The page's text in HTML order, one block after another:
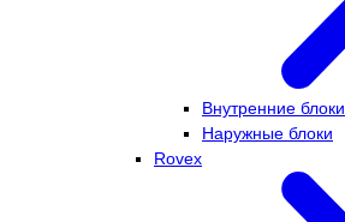
Внутренние блоки
Наружные блоки
Rovex